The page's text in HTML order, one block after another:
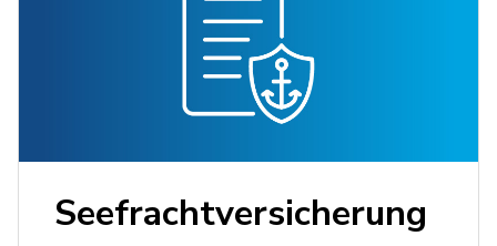
Seefrachtversicherung